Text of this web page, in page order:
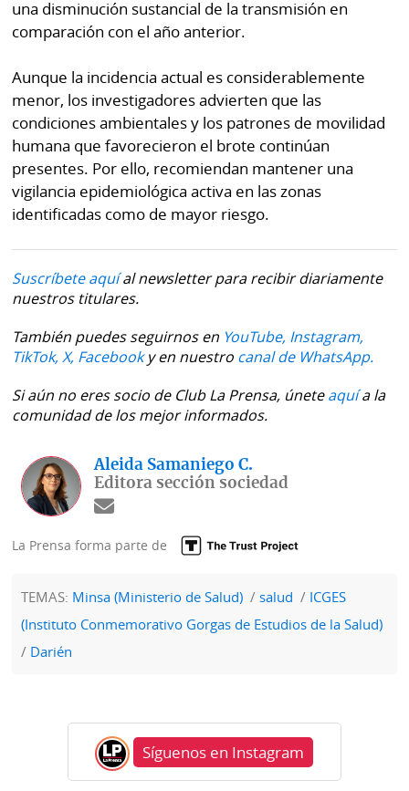
una disminución sustancial de la transmisión en
comparación con el año anterior.
Aunque la incidencia actual es considerablemente
menor, los investigadores advierten que las
condiciones ambientales y los patrones de movilidad
humana que favorecieron el brote continúan
presentes. Por ello, recomiendan mantener una
vigilancia epidemiológica activa en las zonas
identificadas como de mayor riesgo.
Suscríbete aquíal newsletter para recibir diariamente
nuestros titulares.
También puedes seguirnos en YouTube, Instagram,
TikTok, X, Facebooky en nuestro canal de WhatsApp.
Si aún no eres socio de Club La Prensa, úneteaquía la
comunidad de los mejor informados.
Aleida Samaniego C.
Editora sección sociedad
La Prensa forma parte de
TEMAS: Minsa (Ministerio de Salud) salud
ICGES
(Instituto Conmemorativo Gorgas de Estudios de la Salud)
Darién
Síguenos en Instagram